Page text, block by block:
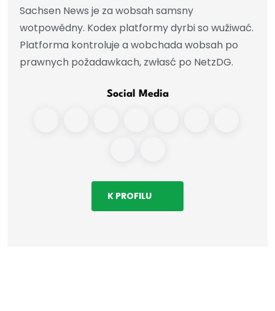
Sachsen News je za wobsah samsny
wotpowědny. Kodex platformy dyrbi so wužiwać.
Platforma kontroluje a wobchada wobsah po
prawnych požadawkach, zwłasć po NetzDG.
Social Media
K PROFILU